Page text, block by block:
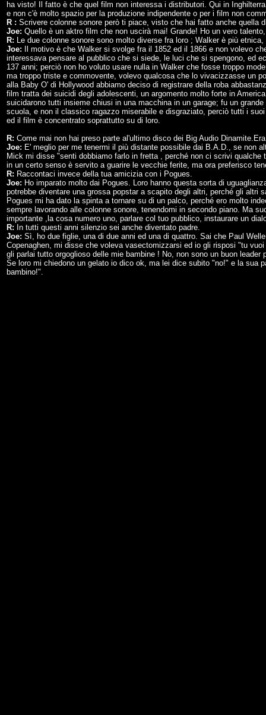
ha visto! Il fatto è che quel film non interessa i distributori. Qui in
e non c'è molto spazio per la produzione indipendente o per i film non
R : Scrivere colonne sonore però ti piace, visto che hai fatto anche quella
Joe: Quello è un aktro film che non uscirà mai! Grande! Ho un vero
R: Le due colonne sonore sono molto diverse fra loro ; Walker è più
Joe: Il motivo è che Walker si svolge fra il 1852 ed il 1866 e non volevo
interessava pensare al pubblico che si siede, le luci che si spengono, ed
137 anni; perciò non ho voluto usare nulla in Walker che fosse troppo
ma troppo triste e commovente, volevo qualcosa che lo vivacizzasse un
alla Baby O' di Hollywood abbiamo deciso di registrare della roba
film tratta dei suicidi degli adolescenti, un argomento molto forte in
suicidarono tutti insieme chiusi in una macchina in un garage; fu un
scuola, e non il classico ragazzo miserabile e disgraziato, perciò tutti i
ed il film è concentrato soprattutto su di loro.
R: Come mai non hai preso parte al'ultimo disco dei Big Audio
Joe: E' meglio per me tenermi il più distante possibile dai B.A.D., se non
Mick mi disse "senti dobbiamo farlo in fretta , perché non ci scrivi
in un certo senso è servito a guarire le vecchie ferite, ma ora preferisco
R: Raccontaci invece della tua amicizia con i Pogues.
Joe: Ho imparato molto dai Pogues. Loro hanno questa sorta di
potrebbe diventare una grossa popstar a scapito degli altri, perché gli
Pogues mi ha dato la spinta a tornare su di un palco, perché ero molto
sempre lavorando alle colonne sonore, tenendomi in secondo piano. Ma
importante ,la cosa numero uno, parlare col tuo pubblico, instaurare un
R: In tutti questi anni silenzio sei anche diventato padre.
Joe: Sì, ho due figlie, una di due anni ed una di quattro. Sai che Paul
Copenaghen, mi disse che voleva vasectomizzarsi ed io gli risposi "tu
gli parlai tutto orgoglioso delle mie bambine ! No, non sono un buon
Se loro mi chiedono un gelato io dico ok, ma lei dice subito "no!" e la sua
bambino!".